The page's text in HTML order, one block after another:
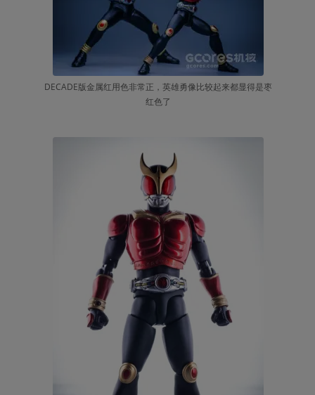
DECADE版金属红用色非常正，英雄勇像比较起来都显得是枣
红色了